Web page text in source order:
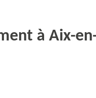
à Aix-